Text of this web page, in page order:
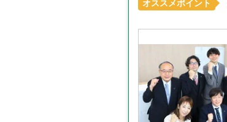
オススメポイント